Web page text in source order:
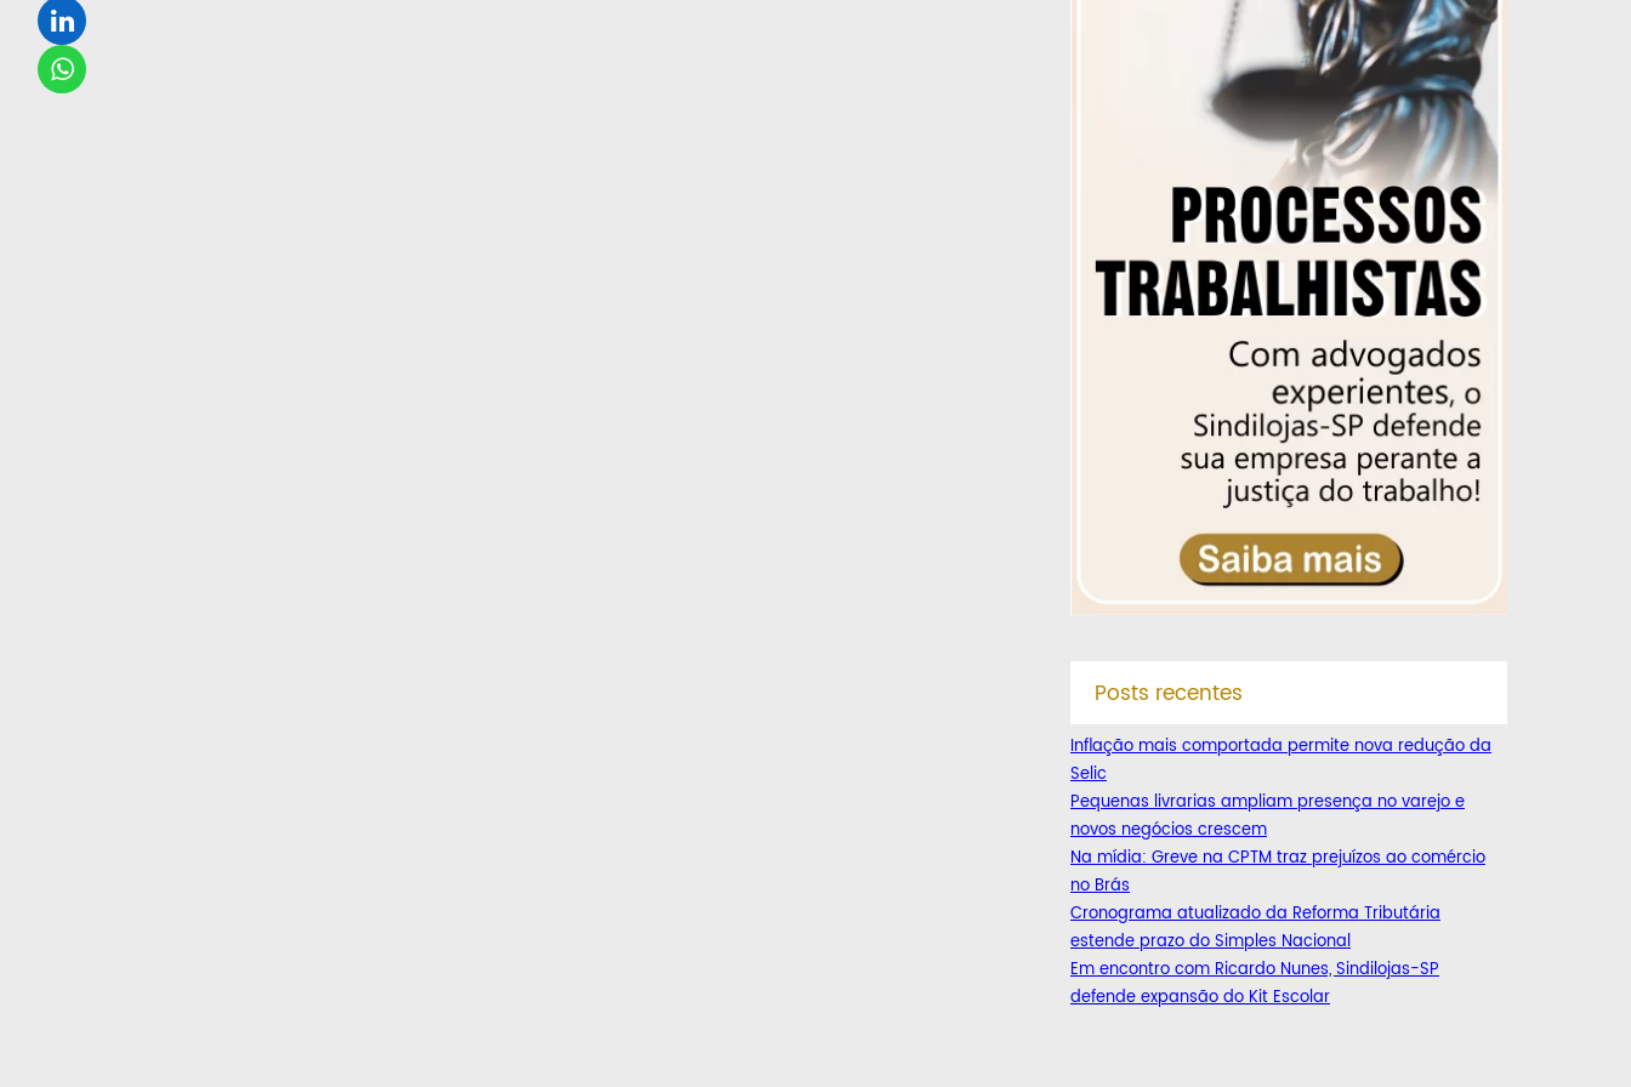
Posts recentes
Inflação mais comportada permite nova redução da
Selic
Pequenas livrarias ampliam presença no varejo e
novos negócios crescem
Na mídia: Greve na CPTM traz prejuízos ao comércio
no Brás
Cronograma atualizado da Reforma Tributária
estende prazo do Simples Nacional
Em encontro com Ricardo Nunes, Sindilojas-SP
defende expansão do Kit Escolar